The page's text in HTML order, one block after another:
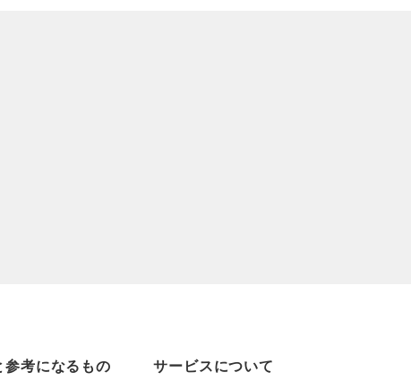
参考になるもの サービスについて